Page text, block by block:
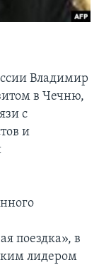
Владимир
в Чечню,
с
и
поездка», в
лидером